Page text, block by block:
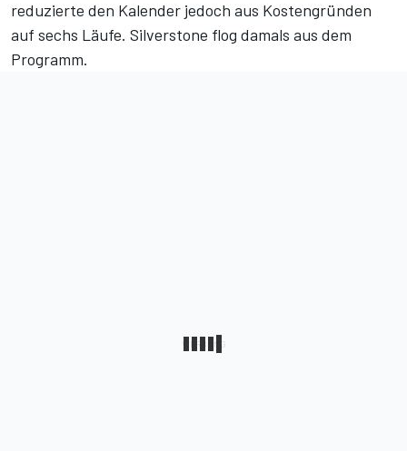
reduzierte den Kalender jedoch aus Kostengründen
auf sechs Läufe. Silverstone flog damals aus dem
Programm.